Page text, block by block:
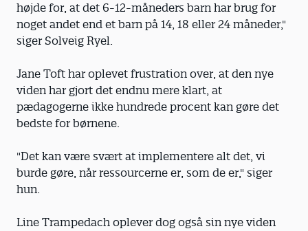
højde for, at det 6-12-måneders barn har brug for
noget andet end et barn på 14, 18 eller 24 måneder,"
siger Solveig Ryel.
Jane Toft har oplevet frustration over, at den nye
viden har gjort det endnu mere klart, at
pædagogerne ikke hundrede procent kan gøre det
bedste for børnene.
"Det kan være svært at implementere alt det, vi
burde gøre, når ressourcerne er, som de er," siger
hun.
Line Trampedach oplever dog også sin nye viden